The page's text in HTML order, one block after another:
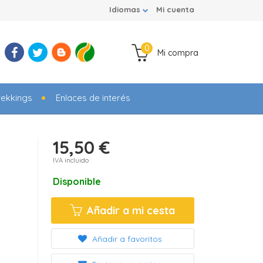
Mi cuenta
Idiomas
Mi compra
0
Enlaces de interés
15,50 €
IVA incluido
Disponible
Añadir a mi cesta
Añadir a favoritos